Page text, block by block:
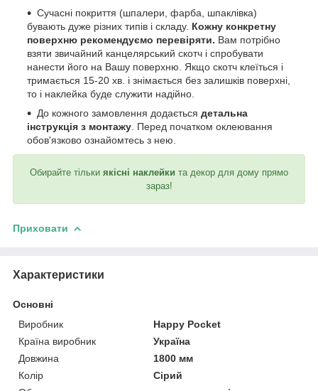
Сучасні покриття (шпалери, фарба, шпаклівка)
бувають дуже різних типів і складу. Кожну конкретну
поверхню рекомендуємо перевіряти. Вам потрібно
взяти звичайний канцелярський скотч і спробувати
нанести його на Вашу поверхню. Якщо скотч клеїться і
тримається 15-20 хв. і знімається без залишків поверхні,
то і наклейка буде служити надійно.
До кожного замовлення додається детальна
інструкція з монтажу . Перед початком оклеювання
обов'язково ознайомтесь з нею.
Обирайте тільки якісні наклейки та декор для дому прямо
зараз!
Приховати
Характеристики
Основні
Виробник
Happy Pocket
Країна виробник
Україна
Довжина
1800 мм
Колір
Сірий